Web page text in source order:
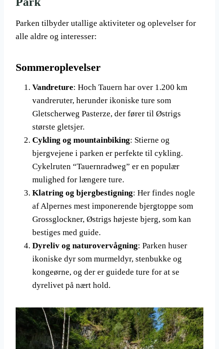
Parken tilbyder utallige aktiviteter og oplevelser for
alle aldre og interesser:
Sommeroplevelser
Vandreture: Hoch Tauern har over 1.200 km
vandreruter, herunder ikoniske ture som
Gletscherweg Pasterze, der fører til Østrigs
største gletsjer.
Cykling og mountainbiking: Stierne og
bjergvejene i parken er perfekte til cykling.
Cykelruten “Tauernradweg” er en populær
mulighed for længere ture.
Klatring og bjergbestigning: Her findes nogle
af Alpernes mest imponerende bjergtoppe som
Grossglockner, Østrigs højeste bjerg, som kan
bestiges med guide.
Dyreliv og naturovervågning: Parken huser
ikoniske dyr som murmeldyr, stenbukke og
kongeørne, og der er guidede ture for at se
dyrelivet på nært hold.